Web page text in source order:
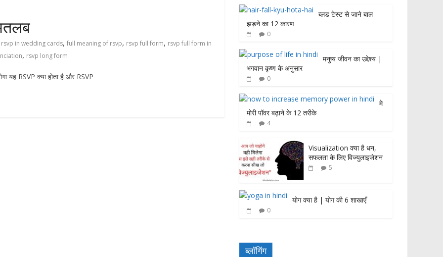
in wedding cards, full meaning of rsvp, rsvp full form, rsvp full form in
, rsvp long form
यह RSVP क्या होता है और RSVP
ब्लड टेस्ट से जाने बाल
झड़ने का 12 कारण
0
मनुष्य जीवन का उद्देश्य |
भगवान कृष्ण के अनुसार
0
मे
मोरी पॉवर बढ़ाने के 12 तरीके
4
Visualization क्या है धन,
सफलता के लिए विज्युलाइजेशन
5
योग क्या है | योग की 6 शाखाएँ
0
ब्लॉगिंग